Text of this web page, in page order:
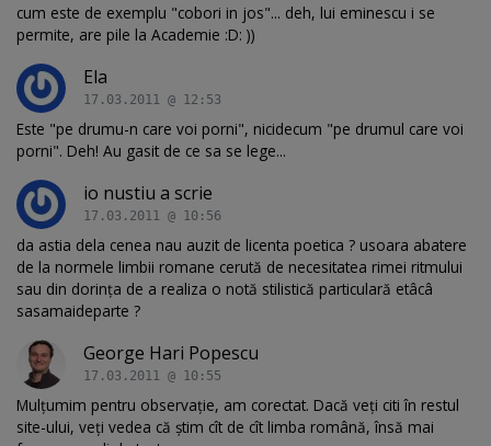
cum este de exemplu "cobori in jos"... deh, lui eminescu i se
permite, are pile la Academie :D: ))
Ela
17.03.2011 @ 12:53
Este "pe drumu-n care voi porni", nicidecum "pe drumul care voi
porni". Deh! Au gasit de ce sa se lege...
io nustiu a scrie
17.03.2011 @ 10:56
da astia dela cenea nau auzit de licenta poetica ? usoara abatere
de la normele limbii romane cerută de necesitatea rimei ritmului
sau din dorinţa de a realiza o notă stilistică particulară etâcâ
sasamaideparte ?
George Hari Popescu
17.03.2011 @ 10:55
Mulţumim pentru observaţie, am corectat. Dacă veţi citi în restul
site-ului, veţi vedea că ştim cît de cît limba română, însă mai